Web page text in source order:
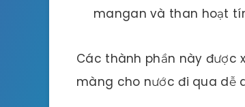
mangan và than hoạt
Các thành phần này được
màng cho nước đi qua dễ